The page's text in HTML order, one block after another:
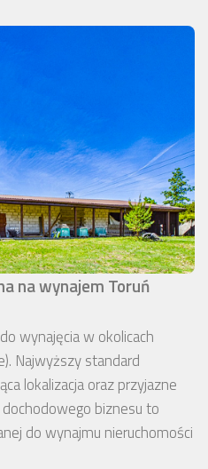
na wynajem Toruń
wynajęcia w okolicach
Najwyższy standard
lokalizacja oraz przyjazne
biznesu to
do wynajmu nieruchomości